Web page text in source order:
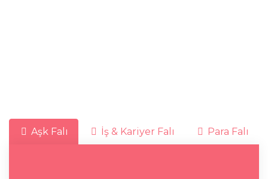
Aşk Falı İş & Kariyer Falı Para Falı